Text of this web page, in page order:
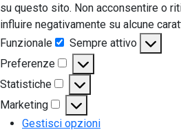
su questo sito. Non acconsentire o
influire negativamente su alcune
Funzionale
Funzionale
Sempre attivo
Preferenze
Preferenze
Statistiche
Statistiche
Marketing
Marketing
Gestisci opzioni